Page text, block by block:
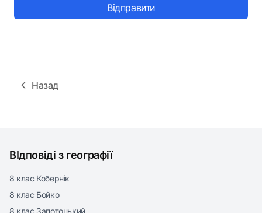
Відправити
Назад
ВІдповіді з географії
8 клас Кобернік
8 клас Бойко